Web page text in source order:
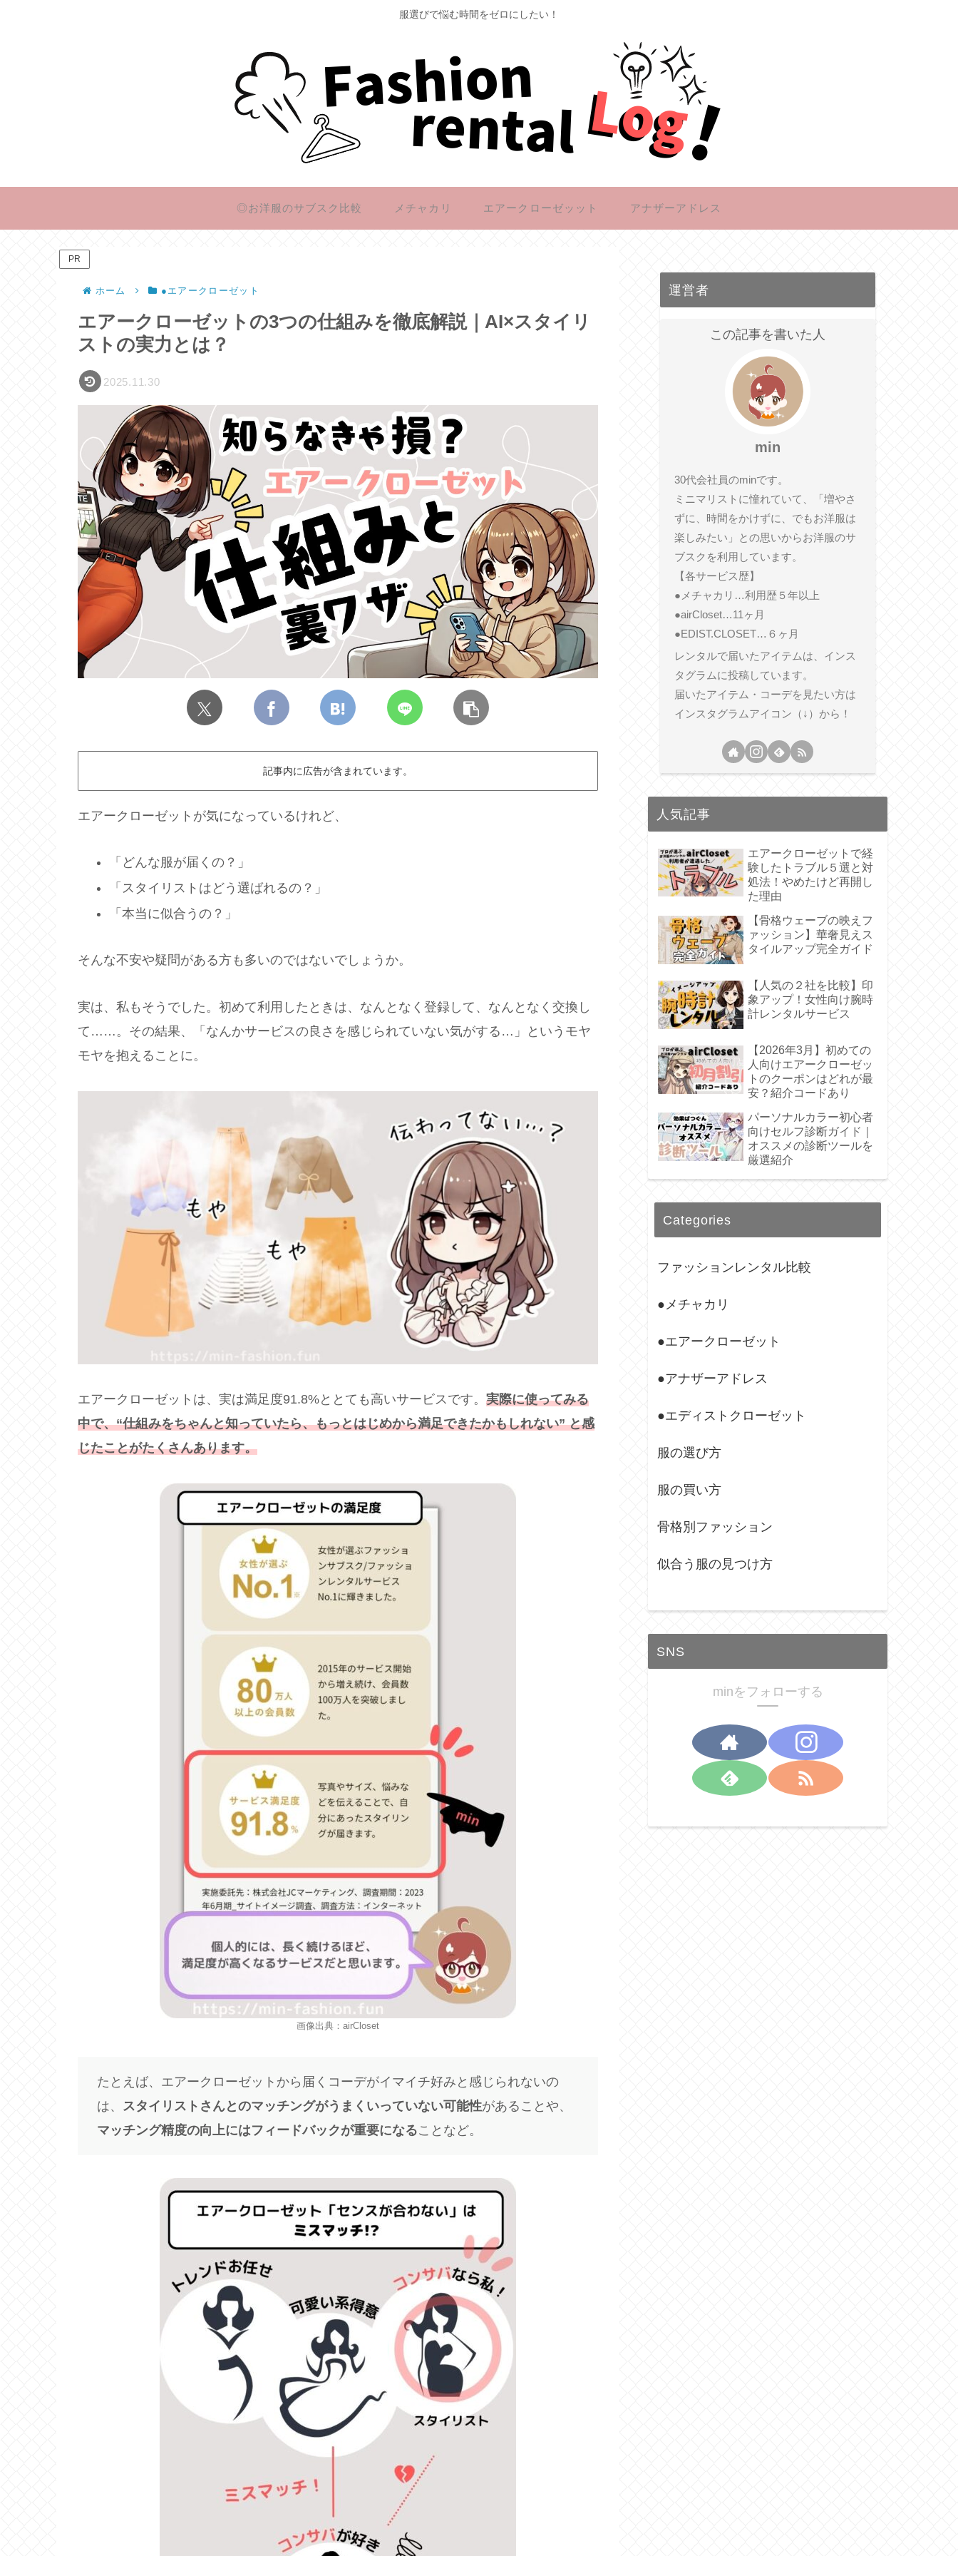
服選びで悩む時間をゼロにしたい！
◎お洋服のサブスク比較 メチャカリ エアークローゼッット アナザーアドレス
PR
ホーム ●エアークローゼット
エアークローゼットの3つの仕組みを徹底解説｜AI×スタイリ
ストの実力とは？
2025.11.30
記事内に広告が含まれています。
エアークローゼットが気になっているけれど、
「どんな服が届くの？」
「スタイリストはどう選ばれるの？」
「本当に似合うの？」
そんな不安や疑問がある方も多いのではないでしょうか。
実は、私もそうでした。初めて利用したときは、なんとなく登録して、なんとなく交換し
て……。その結果、「なんかサービスの良さを感じられていない気がする…」というモヤ
モヤを抱えることに。
エアークローゼットは、実は満足度91.8%ととても高いサービスです。 実際に使ってみる
中で、“仕組みをちゃんと知っていたら、もっとはじめから満足できたかもしれない” と感
じたことがたくさんあります。
画像出典：airCloset
たとえば、エアークローゼットから届くコーデがイマイチ好みと感じられないの
は、 スタイリストさんとのマッチングがうまくいっていない可能性があることや、
マッチング精度の向上にはフィードバックが重要になることなど。
運営者
この記事を書いた人
min
30代会社員のminです。
ミニマリストに憧れていて、「増やさ
ずに、時間をかけずに、でもお洋服は
楽しみたい」との思いからお洋服のサ
ブスクを利用しています。
【各サービス歴】
●メチャカリ…利用歴５年以上
●airCloset…11ヶ月
●EDIST.CLOSET…６ヶ月
レンタルで届いたアイテムは、インス
タグラムに投稿しています。
届いたアイテム・コーデを見たい方は
インスタグラムアイコン（↓）から！
人気記事
エアークローゼットで経
験したトラブル５選と対
処法！やめたけど再開し
た理由
【骨格ウェーブの映えフ
ァッション】華奢見えス
タイルアップ完全ガイド
【人気の２社を比較】印
象アップ！女性向け腕時
計レンタルサービス
【2026年3月】初めての
人向けエアークローゼッ
トのクーポンはどれが最
安？紹介コードあり
パーソナルカラー初心者
向けセルフ診断ガイド｜
オススメの診断ツールを
厳選紹介
Categories
ファッションレンタル比較
●メチャカリ
●エアークローゼット
●アナザーアドレス
●エディストクローゼット
服の選び方
服の買い方
骨格別ファッション
似合う服の見つけ方
SNS
minをフォローする